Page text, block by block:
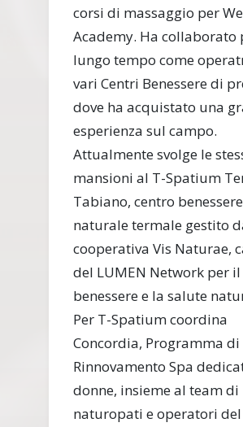
corsi di massaggio per
Academy. Ha collaborato
lungo tempo come
vari Centri Benessere di
dove ha acquistato una
esperienza sul campo.
Attualmente svolge le
mansioni al T-Spatium
Tabiano, centro benessere
naturale termale gestito
cooperativa Vis Naturae,
del LUMEN Network per il
benessere e la salute
Per T-Spatium coordina
Concordia, Programma di
Rinnovamento Spa
donne, insieme al team di
naturopati e operatori del